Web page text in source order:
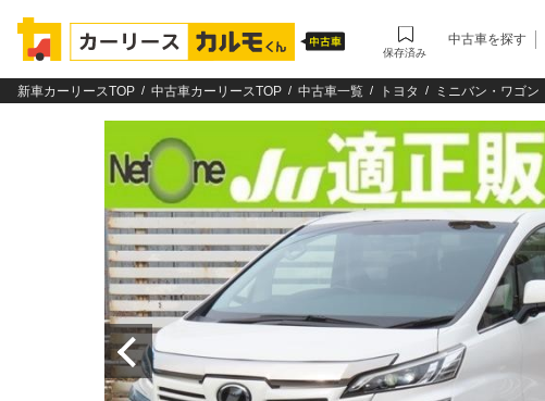
保存済み
中古車を探す
新車カーリースTOP 中古車カーリースTOP 中古車一覧 トヨタ ミニバン・ワゴン